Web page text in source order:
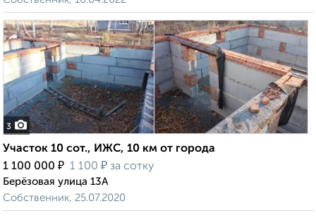
3
Участок 10 сот., ИЖС, 10 км от города
1 100 000 ₽ 1 100 ₽ за сотку
Берёзовая улица 13А
Собственник, 25.07.2020